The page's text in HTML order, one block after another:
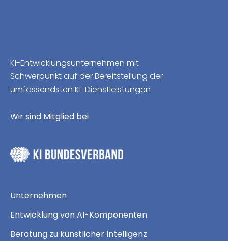
KI-Entwicklungsunternehmen mit
Schwerpunkt auf der Bereitstellung der
umfassendsten KI-Dienstleistungen
Wir sind Mitglied bei
Unternehmen
Entwicklung von AI-Komponenten
Beratung zu künstlicher Intelligenz